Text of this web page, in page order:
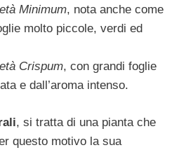
Minimum, nota anche come
molto piccole, verdi ed
Crispum, con grandi foglie
e dall’aroma intenso.
, si tratta di una pianta che
questo motivo la sua